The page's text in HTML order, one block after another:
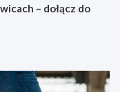
– dołącz do